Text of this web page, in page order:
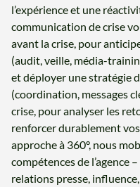
l’expérience et une
communication de crise
avant la crise, pour
(audit, veille, média-
et déployer une stratégie
(coordination, messages
crise, pour analyser les
renforcer durablement
approche à 360°, nous
compétences de l’agence
relations presse,